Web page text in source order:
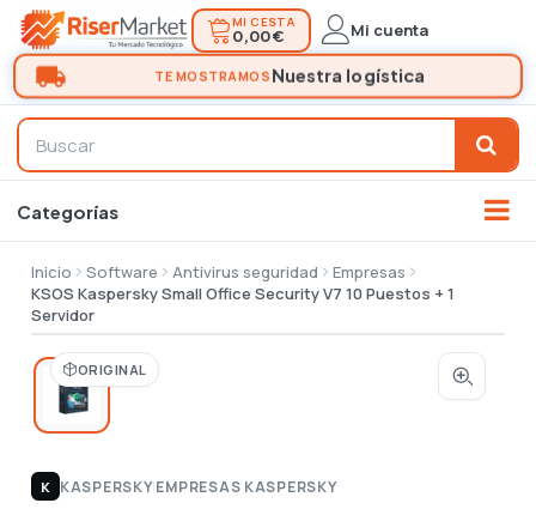
MI CESTA
0,00 € Mi cuenta
Inicio Software Antivirus seguridad
Empresas
KSOS Kaspersky Small Office Security V7 10 Puestos + 1
Servidor
ORIGINAL
K KASPERSKY|EMPRESAS KASPERSKY